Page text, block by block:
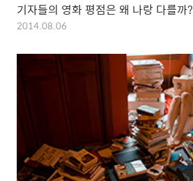
기자들의 영화 평점은 왜 나랑 다를까?
2014.08.06